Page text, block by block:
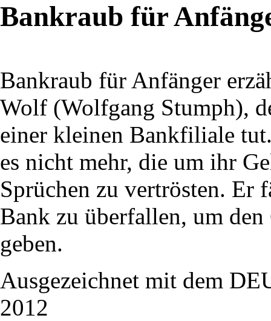
Bankraub für
Bankraub für Anfänger
Wolf (Wolfgang Stumph),
einer kleinen Bankfiliale
es nicht mehr, die um ihr
Sprüchen zu vertrösten. Er
Bank zu überfallen, um
geben.
Ausgezeichnet mit dem
2012